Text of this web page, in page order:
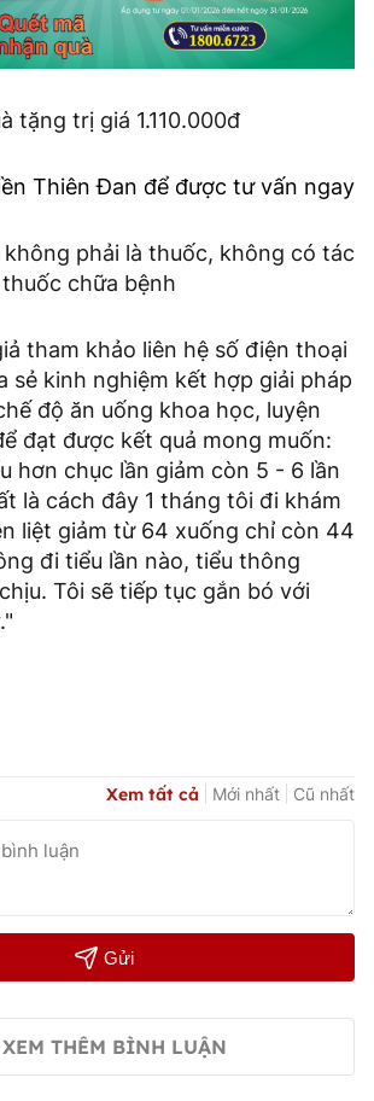
tặng trị giá 1.110.000đ
Thiên Đan để được tư vấn ngay
không phải là thuốc, không có tác
chữa bệnh
tham khảo liên hệ số điện thoại
sẻ kinh nghiệm kết hợp giải pháp
độ ăn uống khoa học, luyện
đạt được kết quả mong muốn:
hơn chục lần giảm còn 5 - 6 lần
là cách đây 1 tháng tôi đi khám
liệt giảm từ 64 xuống chỉ còn 44
đi tiểu lần nào, tiểu thông
Tôi sẽ tiếp tục gắn bó với
Xem tất cả Mới nhất Cũ nhất
Gửi
XEM THÊM BÌNH LUẬN